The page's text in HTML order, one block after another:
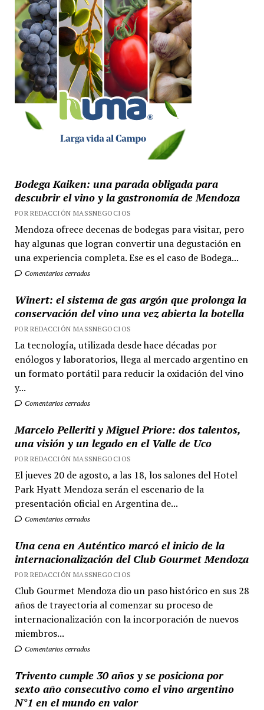
Bodega Kaiken: una parada obligada para
descubrir el vino y la gastronomía de Mendoza
POR REDACCIÓN MASSNEGOCIOS
Mendoza ofrece decenas de bodegas para visitar, pero
hay algunas que logran convertir una degustación en
una experiencia completa. Ese es el caso de Bodega...
Comentarios cerrados
Winert: el sistema de gas argón que prolonga la
conservación del vino una vez abierta la botella
POR REDACCIÓN MASSNEGOCIOS
La tecnología, utilizada desde hace décadas por
enólogos y laboratorios, llega al mercado argentino en
un formato portátil para reducir la oxidación del vino
y...
Comentarios cerrados
Marcelo Pelleriti y Miguel Priore: dos talentos,
una visión y un legado en el Valle de Uco
POR REDACCIÓN MASSNEGOCIOS
El jueves 20 de agosto, a las 18, los salones del Hotel
Park Hyatt Mendoza serán el escenario de la
presentación oficial en Argentina de...
Comentarios cerrados
Una cena en Auténtico marcó el inicio de la
internacionalización del Club Gourmet Mendoza
POR REDACCIÓN MASSNEGOCIOS
Club Gourmet Mendoza dio un paso histórico en sus 28
años de trayectoria al comenzar su proceso de
internacionalización con la incorporación de nuevos
miembros...
Comentarios cerrados
Trivento cumple 30 años y se posiciona por
sexto año consecutivo como el vino argentino
N°1 en el mundo en valor